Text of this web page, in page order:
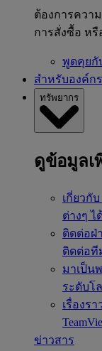
ต้องการควา
การสั่งซื้อ ห
พูดคุยกั
สำหรับองค์กร
ทรัพยากร
ดูข้อมูลเ
เกี่ยวกับ
ต่างๆ ไ
ติดต่อฝ่
ติดต่อที
มาเป็น
ระดับโ
เรื่องร
ข่าวสาร